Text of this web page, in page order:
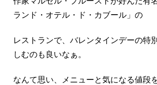
ランド・オテル・ド・カブール」の
レストランで、バレンタインデーの特
しむのも良いなぁ。
なんて思い、メニューと気になる値段